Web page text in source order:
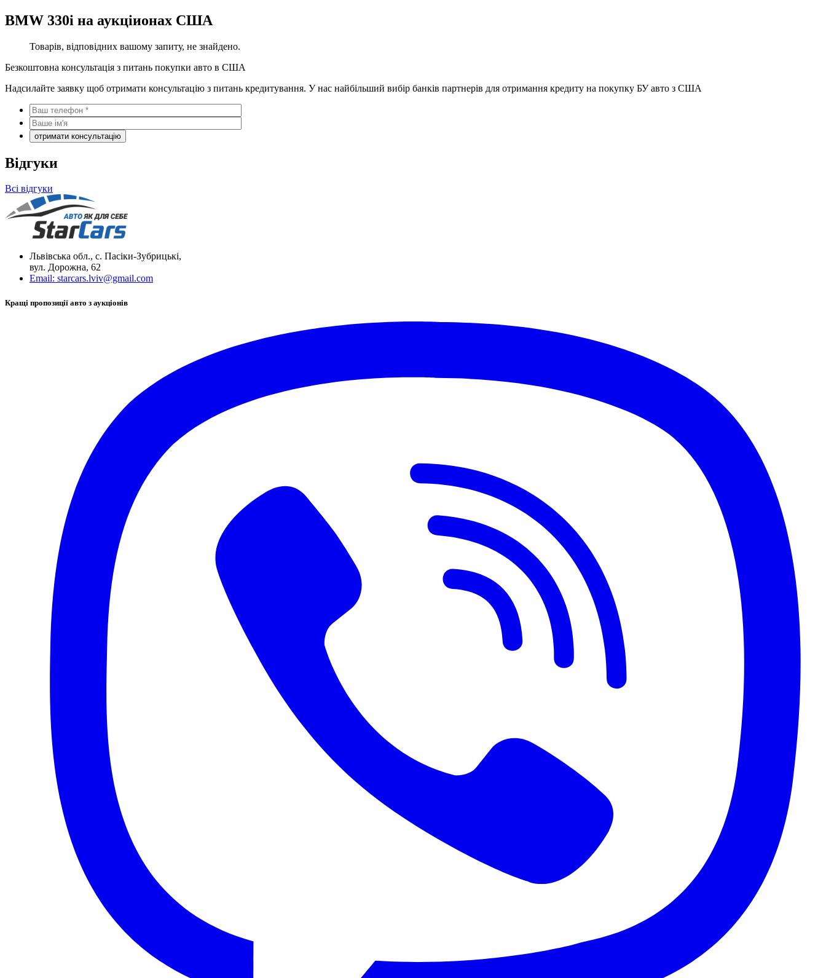
BMW 330i на аукціионах США
Товарів, відповідних вашому запиту, не знайдено.
Безкоштовна консультація з питань покупки авто в США
Надсилайте заявку щоб отримати консультацію з питань кредитування. У нас найбільший вибір банків партнерів для отримання кредиту на покупку БУ авто з США
Відгуки
Всі відгуки
Львівська обл., с. Пасіки-Зубрицькі,
вул. Дорожна, 62
Email: starcars.lviv@gmail.com
Кращі пропозиції авто з аукціонів